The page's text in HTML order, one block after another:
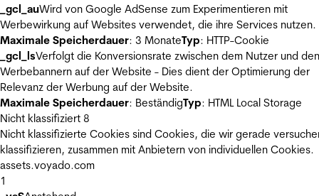
_gcl_auWird von Google AdSense zum Experimentieren mit
Werbewirkung auf Websites verwendet, die ihre Services nutzen.
Maximale Speicherdauer: 3 MonateTyp: HTTP-Cookie
_gcl_lsVerfolgt die Konversionsrate zwischen dem Nutzer und den
Werbebannern auf der Website - Dies dient der Optimierung der
Relevanz der Werbung auf der Website.
Maximale Speicherdauer: BeständigTyp: HTML Local Storage
Nicht klassifiziert 8
Nicht klassifizierte Cookies sind Cookies, die wir gerade
klassifizieren, zusammen mit Anbietern von individuellen Cookies.
assets.voyado.com
1